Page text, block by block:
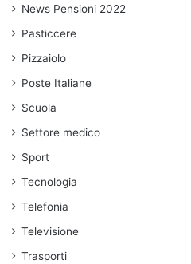
News Pensioni 2022
Pasticcere
Pizzaiolo
Poste Italiane
Scuola
Settore medico
Sport
Tecnologia
Telefonia
Televisione
Trasporti